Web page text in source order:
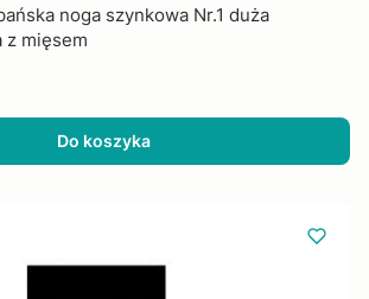
noga szynkowa Nr.1 duża
z mięsem
Do koszyka